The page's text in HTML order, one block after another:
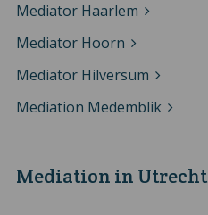
Mediation in Utrecht
Mediator Haarlem
Mediator Hoorn
Mediator Hilversum
Mediation Medemblik